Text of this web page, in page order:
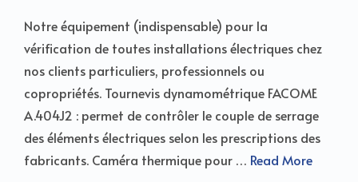
Notre équipement (indispensable) pour la
vérification de toutes installations électriques chez
nos clients particuliers, professionnels ou
copropriétés. Tournevis dynamométrique FACOME
A.404J2 : permet de contrôler le couple de serrage
des éléments électriques selon les prescriptions des
fabricants. Caméra thermique pour … Read More